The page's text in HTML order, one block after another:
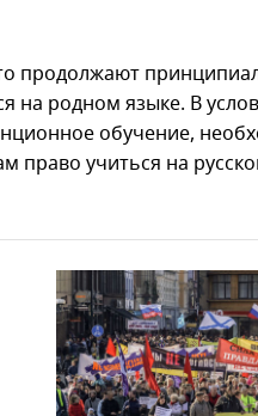
продолжают
на родном языке. В
обучение,
право учиться на